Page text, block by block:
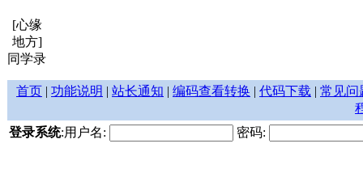
[心缘
地方]
同学录
首页 | 功能说明 | 站长通知 | 编码查看转换 | 代码下载 | 常见问
登录系统:用户名: 密码: